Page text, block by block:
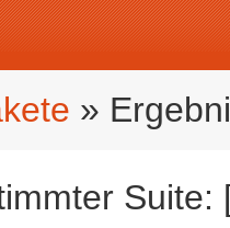
»
Suite: